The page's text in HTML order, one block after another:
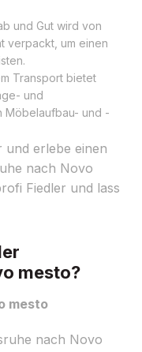
und Gut wird von
verpackt, um einen
Transport bietet
und
Möbelaufbau- und -
und erlebe einen
nach Novo
Fiedler und lass
mesto?
mesto
nach Novo